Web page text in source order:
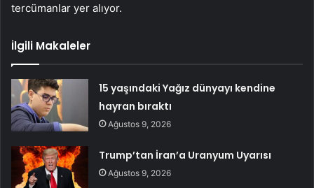
tercümanlar yer alıyor.
İlgili Makaleler
15 yaşındaki Yağız dünyayı kendine
hayran bıraktı
Ağustos 9, 2026
Trump’tan İran’a Uranyum Uyarısı
Ağustos 9, 2026